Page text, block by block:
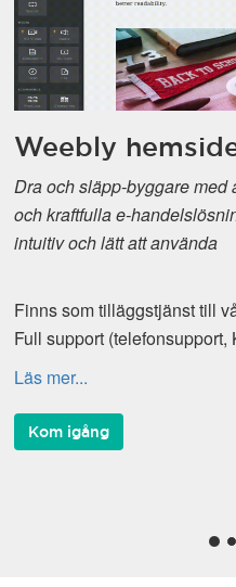
Weebly
Dra och släpp-byggare
och kraftfulla e-
intuitiv och lätt att använda
Finns som tilläggstjänst till
Full support (telefonsupport,
Läs mer...
Kom igång